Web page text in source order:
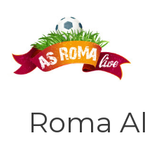
contenuto
Roma